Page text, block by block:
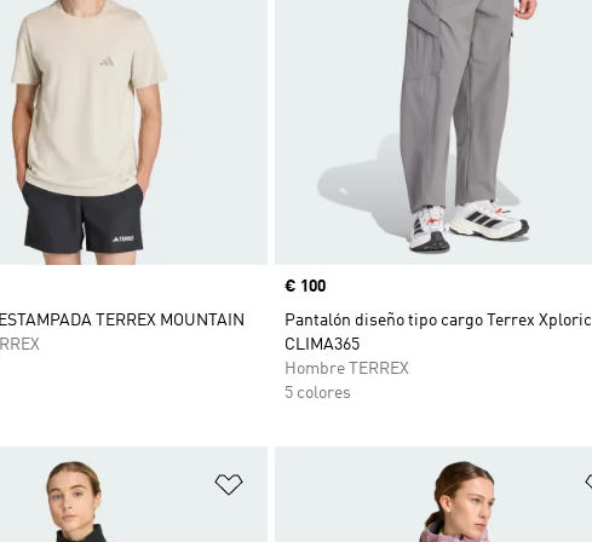
TERREX MOUNTAIN
Precio
€ 100
Pantalón diseño tipo cargo Terrex Xploric
CLIMA365
Hombre TERREX
5 colores
de deseos Añadir a la lista de deseos